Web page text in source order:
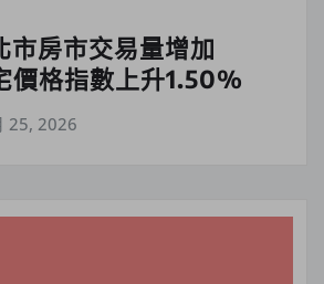
市房市交易量增加
格指數上升1.50%
25, 2026